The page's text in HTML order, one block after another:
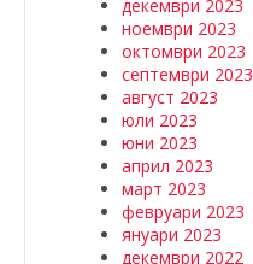
декември 2023
ноември 2023
октомври 2023
септември 2023
август 2023
юли 2023
юни 2023
април 2023
март 2023
февруари 2023
януари 2023
декември 2022